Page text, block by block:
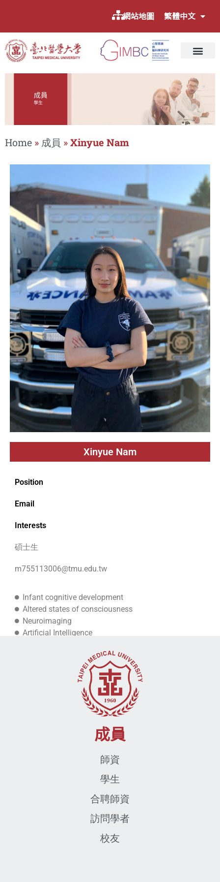
網站地圖 繁體中文
Home » 成員 »Xinyue Nam
Xinyue Nam
Position
Email
Interests
碩士生
m755113006@tmu.edu.tw
Infant cognitive development
Altered states of consciousness
Neuroimaging
Artificial Intelligence
成員
師資
學生
合聘師資
訪問學者
校友